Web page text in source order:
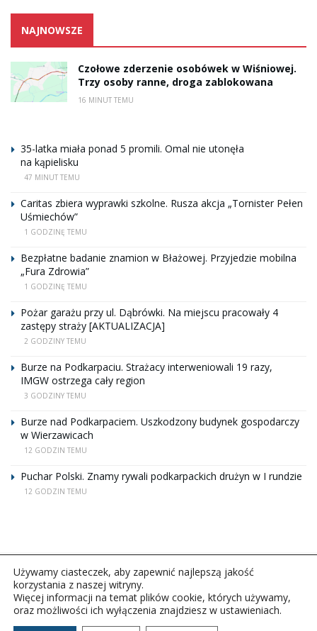
NAJNOWSZE
Czołowe zderzenie osobówek w Wiśniowej.
Trzy osoby ranne, droga zablokowana
16 MINUT TEMU
35-latka miała ponad 5 promili. Omal nie utonęła
na kąpielisku
47 MINUT TEMU
Caritas zbiera wyprawki szkolne. Rusza akcja „Tornister Pełen
Uśmiechów”
1 GODZINĘ TEMU
Bezpłatne badanie znamion w Błażowej. Przyjedzie mobilna
„Fura Zdrowia”
1 GODZINĘ TEMU
Pożar garażu przy ul. Dąbrówki. Na miejscu pracowały 4
zastępy straży [AKTUALIZACJA]
2 GODZINY TEMU
Burze na Podkarpaciu. Strażacy interweniowali 19 razy,
IMGW ostrzega cały region
3 GODZINY TEMU
Burze nad Podkarpaciem. Uszkodzony budynek gospodarczy
w Wierzawicach
12 GODZIN TEMU
Puchar Polski. Znamy rywali podkarpackich drużyn w I rundzie
12 GODZIN TEMU
Copyright © 2026Polskie Radio Rzeszów S.A. w likwidacj.
Używamy ciasteczek, aby zapewnić najlepszą jakość
korzystania z naszej witryny.
Więcej informacji na temat plików cookie, których używamy,
oraz możliwości ich wyłączenia znajdziesz w ustawieniach.